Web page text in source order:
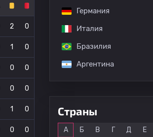
2 0
1 0
0 0
0 0
1 0
0 0
Германия
Италия
Бразилия
Аргентина
Страны
А Б В Г Д Е